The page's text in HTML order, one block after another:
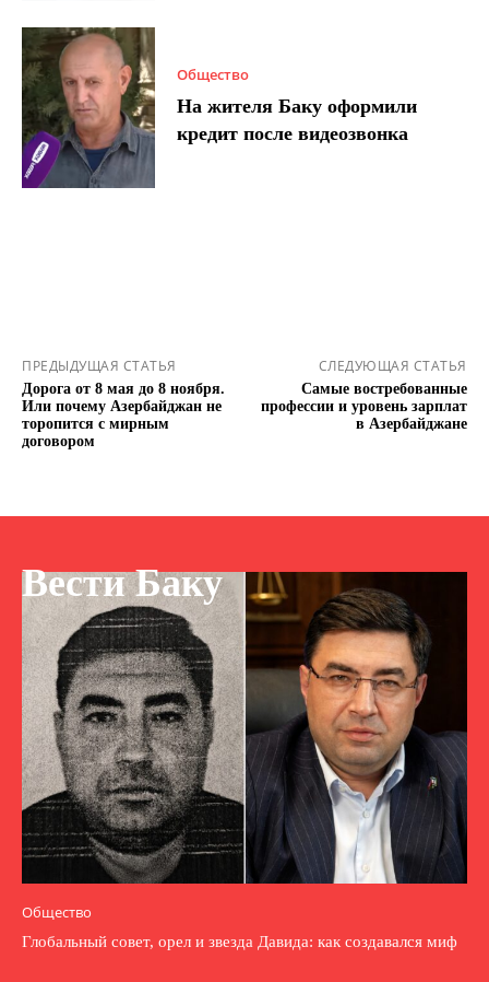
Общество
На жителя Баку оформили
кредит после видеозвонка
ПРЕДЫДУЩАЯ СТАТЬЯ
Дорога от 8 мая до 8 ноября.
Или почему Азербайджан не
торопится с мирным
договором
СЛЕДУЮЩАЯ СТАТЬЯ
Самые востребованные
профессии и уровень зарплат
в Азербайджане
Вести Баку
Общество
Глобальный совет, орел и звезда Давида: как создавался миф